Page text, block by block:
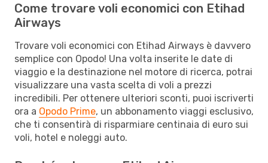
Come trovare voli economici con Etihad
Airways
Trovare voli economici con Etihad Airways è davvero
semplice con Opodo! Una volta inserite le date di
viaggio e la destinazione nel motore di ricerca, potrai
visualizzare una vasta scelta di voli a prezzi
incredibili. Per ottenere ulteriori sconti, puoi iscriverti
ora a Opodo Prime, un abbonamento viaggi esclusivo,
che ti consentirà di risparmiare centinaia di euro sui
voli, hotel e noleggi auto.